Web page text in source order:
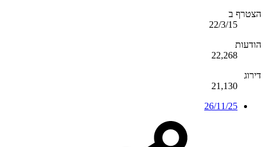
הצטרף ב
22/3/15
הודעות
22,268
דירוג
21,130
26/11/25